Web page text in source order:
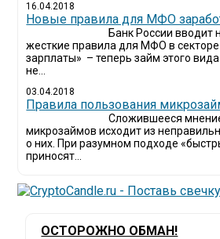
16.04.2018
Новые правила для МФО
Банк России вводит
жесткие правила для МФО в
зарплаты» – теперь займ этого
не...
03.04.2018
​Правила пользования
Сложившееся
микрозаймов исходит из
о них. При разумном подходе
приносят...
ОСТОРОЖНО ОБМАН!